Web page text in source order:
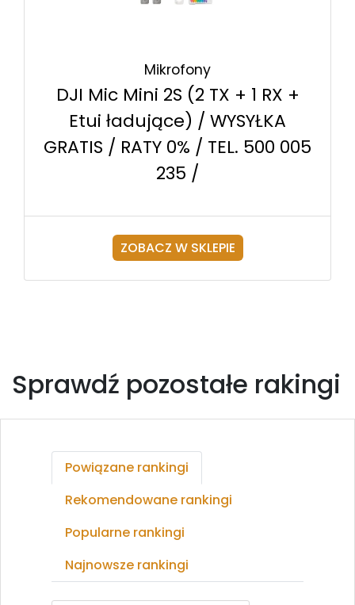
Mikrofony
DJI Mic Mini 2S (2 TX + 1 RX +
Etui ładujące) / WYSYŁKA
GRATIS / RATY 0% / TEL. 500 005
235 /
ZOBACZ W SKLEPIE
Sprawdź pozostałe rakingi
Powiązane rankingi
Rekomendowane rankingi
Popularne rankingi
Najnowsze rankingi